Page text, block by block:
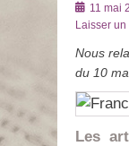
Posté
le
11 mai
Laisser
Nous
du 10
Les